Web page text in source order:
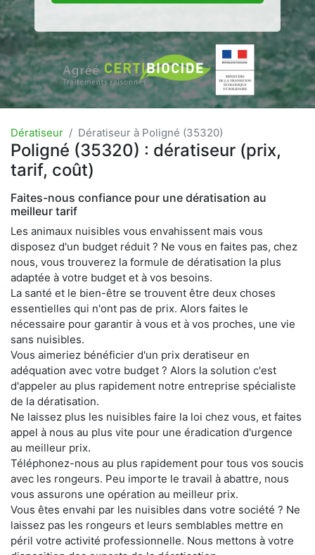
Dératiseur Dératiseur à Poligné (35320)
Poligné (35320) : dératiseur (prix,
tarif, coût)
Faites-nous confiance pour une dératisation au
meilleur tarif
Les animaux nuisibles vous envahissent mais vous
disposez d'un budget réduit ? Ne vous en faites pas, chez
nous, vous trouverez la formule de dératisation la plus
adaptée à votre budget et à vos besoins.
La santé et le bien-être se trouvent être deux choses
essentielles qui n'ont pas de prix. Alors faites le
nécessaire pour garantir à vous et à vos proches, une vie
sans nuisibles.
Vous aimeriez bénéficier d'un prix deratiseur en
adéquation avec votre budget ? Alors la solution c'est
d'appeler au plus rapidement notre entreprise spécialiste
de la dératisation.
Ne laissez plus les nuisibles faire la loi chez vous, et faites
appel à nous au plus vite pour une éradication d'urgence
au meilleur prix.
Téléphonez-nous au plus rapidement pour tous vos soucis
avec les rongeurs. Peu importe le travail à abattre, nous
vous assurons une opération au meilleur prix.
Vous êtes envahi par les nuisibles dans votre société ? Ne
laissez pas les rongeurs et leurs semblables mettre en
péril votre activité professionnelle. Nous mettons à votre